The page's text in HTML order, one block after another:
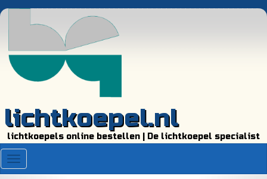
lichtkoepel.nl
lichtkoepels online bestellen | De lichtkoepel specialist
Menu